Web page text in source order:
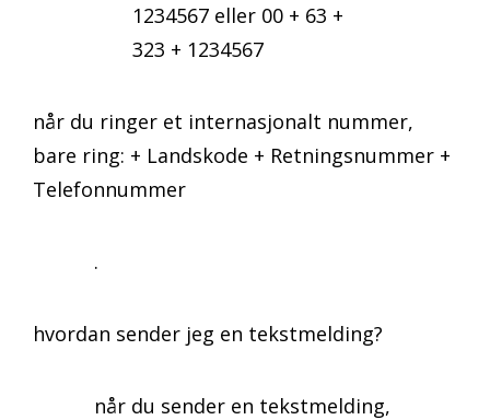
1234567 eller 00 + 63 +
323 + 1234567
når du ringer et internasjonalt nummer,
bare ring: + Landskode + Retningsnummer +
Telefonnummer
.
hvordan sender jeg en tekstmelding?
når du sender en tekstmelding,